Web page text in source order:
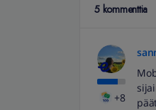
5 kommenttia
+8